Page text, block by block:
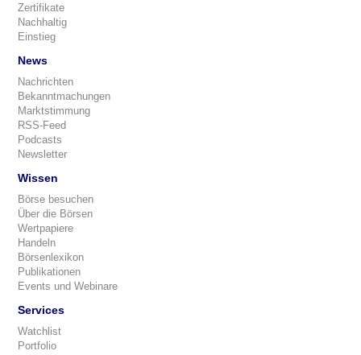
Zertifikate
Nachhaltig
Einstieg
News
Nachrichten
Bekanntmachungen
Marktstimmung
RSS-Feed
Podcasts
Newsletter
Wissen
Börse besuchen
Über die Börsen
Wertpapiere
Handeln
Börsenlexikon
Publikationen
Events und Webinare
Services
Watchlist
Portfolio